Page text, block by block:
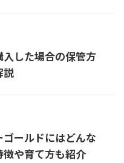
した場合の保管方
説
ールドにはどんな
や育て方も紹介